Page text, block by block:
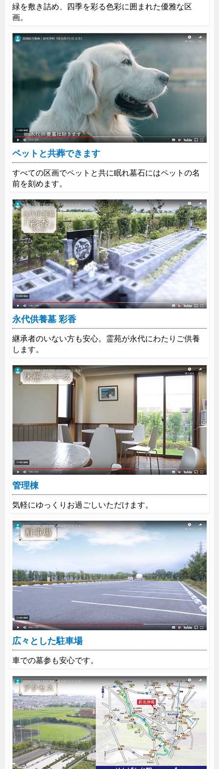
緑を敷き詰め、四季を彩る色彩に囲まれた優雅な区
画。
ペットと共葬できます
すべての区画でペットと共に眠れ墓石にはペットの名
前を刻めます。
永代供養墓 彩香
継承者のいない方も安心。霊苑が永代にわたりご供養
します。
管理棟
気軽にゆっくりお過ごしいただけます。
広々とした駐車場
車での墓参も安心です。